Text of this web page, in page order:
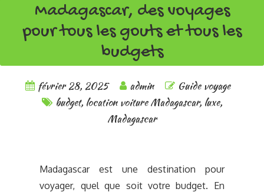
Madagascar, des voyages
pour tous les gouts et tous les
budgets
février 28, 2025 admin
Guide voyage
budget, location voiture Madagascar, luxe,
Madagascar
Madagascar est une destination pour
voyager, quel que soit votre budget. En